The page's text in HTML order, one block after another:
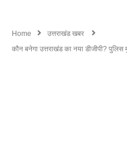
Home
उत्तराखंड खबर
कौन बनेगा उत्तराखंड का नया डीजीपी?